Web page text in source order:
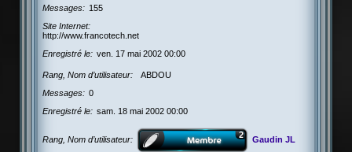
Messages
155
Site Internet
http://www.francotech.net
Enregistré le
ven. 17 mai 2002 00:00
Rang, Nom d’utilisateur
ABDOU
Messages
0
Enregistré le
sam. 18 mai 2002 00:00
Rang, Nom d’utilisateur Gaudin JL